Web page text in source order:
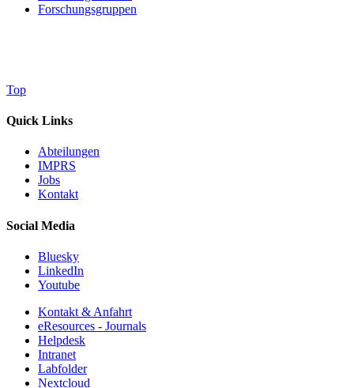
Forschungsgruppen
Top
Quick Links
Abteilungen
IMPRS
Jobs
Kontakt
Social Media
Bluesky
LinkedIn
Youtube
Kontakt & Anfahrt
eResources - Journals
Helpdesk
Intranet
Labfolder
Nextcloud